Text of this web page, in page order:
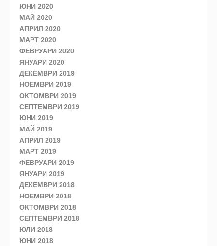
ЮНИ 2020
МАЙ 2020
АПРИЛ 2020
МАРТ 2020
ФЕВРУАРИ 2020
ЯНУАРИ 2020
ДЕКЕМВРИ 2019
НОЕМВРИ 2019
ОКТОМВРИ 2019
СЕПТЕМВРИ 2019
ЮНИ 2019
МАЙ 2019
АПРИЛ 2019
МАРТ 2019
ФЕВРУАРИ 2019
ЯНУАРИ 2019
ДЕКЕМВРИ 2018
НОЕМВРИ 2018
ОКТОМВРИ 2018
СЕПТЕМВРИ 2018
ЮЛИ 2018
ЮНИ 2018